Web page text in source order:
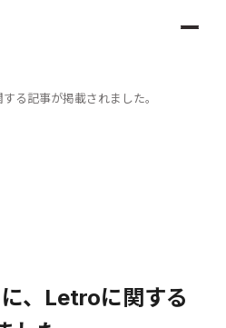
る記事が掲載されました。
に、Letroに関する